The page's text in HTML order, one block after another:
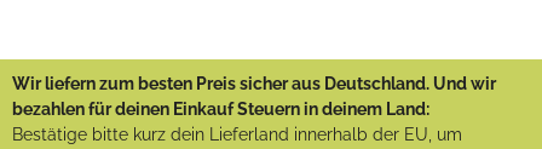
Wir liefern zum besten Preis sicher aus Deutschland. Und wir
bezahlen für deinen Einkauf Steuern in deinem Land:
Bestätige bitte kurz dein Lieferland innerhalb der EU, um